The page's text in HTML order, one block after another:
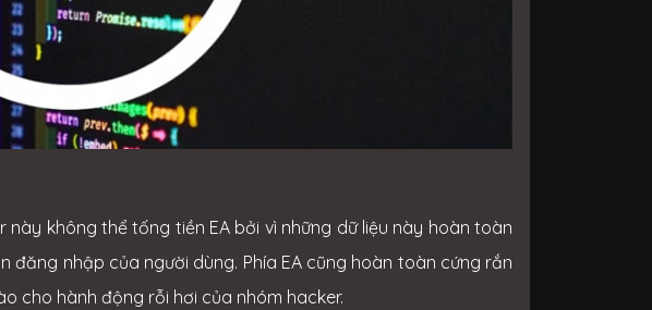
không thể tống tiền EA bởi vì những dữ liệu này hoàn toàn
đăng nhập của người dùng. Phía EA cũng hoàn toàn cứng rắn
cho hành động rỗi hơi của nhóm hacker.